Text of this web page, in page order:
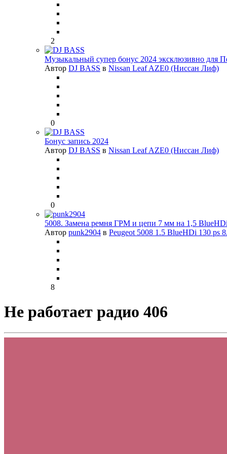
2
Музыкальный супер бонус 2024 эксклюзивно для
Автор DJ BASS в Nissan Leaf AZE0 (Ниссан Лиф)
0
Бонус запись 2024
Автор DJ BASS в Nissan Leaf AZE0 (Ниссан Лиф)
0
5008. Замена ремня ГРМ и цепи 7 мм на 1,5
Автор punk2904 в Peugeot 5008 1.5 BlueHDi 130
8
Не работает радио 406